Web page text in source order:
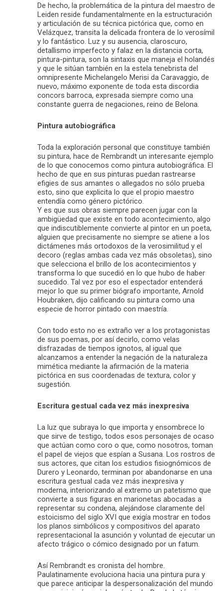
De hecho, la problemática de la pintura del maestro de
Leiden reside fundamentalmente en la estructuración
y articulación de su técnica pictórica que, como en
Velázquez, transita la delicada frontera de lo verosímil
y lo fantástico. Luz y su ausencia, claroscuro,
detallismo imperfecto y falaz en la distancia corta,
pintura-pintura, son la sintaxis que maneja el holandés
y que le sitúan también en la estela tenebrista del
omnipresente Michelangelo Merisi da Caravaggio, de
nuevo, máximo exponente de toda esta discordia
concors barroca, expresada siempre como una
constante guerra de negaciones, reino de Belona.
Pintura autobiográfica
Toda la exploración personal que constituye también
su pintura, hace de Rembrandt un interesante ejemplo
de lo que conocemos como pintura autobiográfica. El
hecho de que en sus pinturas puedan rastrearse
efigies de sus amantes o allegados no sólo prueba
esto, sino que explicita lo que el propio maestro
entendía como género pictórico.
Y es que sus obras siempre parecen jugar con la
ambigüedad que existe en todo acontecimiento, algo
que indiscutiblemente convierte al pintor en un poeta,
alguien que precisamente no siempre se atiene a los
dictámenes más ortodoxos de la verosimilitud y el
decoro (reglas ambas cada vez más obsoletas), sino
que selecciona el brillo de los acontecimientos y
transforma lo que sucedió en lo que hubo de haber
sucedido. Tal vez por eso el espectador entenderá
mejor lo que su primer biógrafo importante, Arnold
Houbraken, dijo calificando su pintura como una
especie de horror pintado con maestría.
Con todo esto no es extraño ver a los protagonistas
de sus poemas, por así decirlo, como velas
disfrazadas de tiempos ignotos, al igual que
alcanzamos a entender la negación de la naturaleza
mimética mediante la afirmación de la materia
pictórica en sus coordenadas de textura, color y
sugestión.
Escritura gestual cada vez más inexpresiva
La luz que subraya lo que importa y ensombrece lo
que sirve de testigo, todos esos personajes de ocaso
que actúan como coro o que, como nosotros, toman
el papel de viejos que espían a Susana. Los rostros de
sus actores, que citan los estudios fisiognómicos de
Durero y Leonardo, terminan por abandonarse en una
escritura gestual cada vez más inexpresiva y
moderna, interiorizando al extremo un patetismo que
convierte a sus figuras en marionetas abocadas a
representar su condena, alejándose claramente del
estoicismo del siglo XVI que exigía mostrar en todos
los planos simbólicos y compositivos del aparato
representacional la asunción y voluntad de ejecutar un
afecto trágico o cómico designado por un fatum.
Así Rembrandt es cronista del hombre.
Paulatinamente evoluciona hacia una pintura pura y
que parece anticipar la despersonalización del mundo